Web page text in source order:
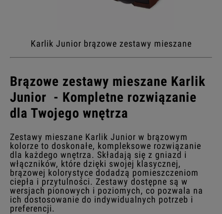
Karlik Junior brązowe zestawy mieszane
Brązowe zestawy mieszane Karlik
Junior - Kompletne rozwiązanie
dla Twojego wnętrza
Zestawy mieszane Karlik Junior w brązowym
kolorze to doskonałe, kompleksowe rozwiązanie
dla każdego wnętrza. Składają się z gniazd i
włączników, które dzięki swojej klasycznej,
brązowej kolorystyce dodadzą pomieszczeniom
ciepła i przytulności. Zestawy dostępne są w
wersjach pionowych i poziomych, co pozwala na
ich dostosowanie do indywidualnych potrzeb i
preferencji.